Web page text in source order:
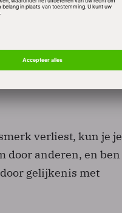
succes gehad.
procedure die
in de trant van
Gilespie wel
de rechter. Dat
verliest, kun je je
door anderen, en ben
gelijkenis met